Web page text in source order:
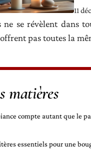
11
ne se révèlent dans
pas toutes la
matières
compte autant que le
essentiels pour une